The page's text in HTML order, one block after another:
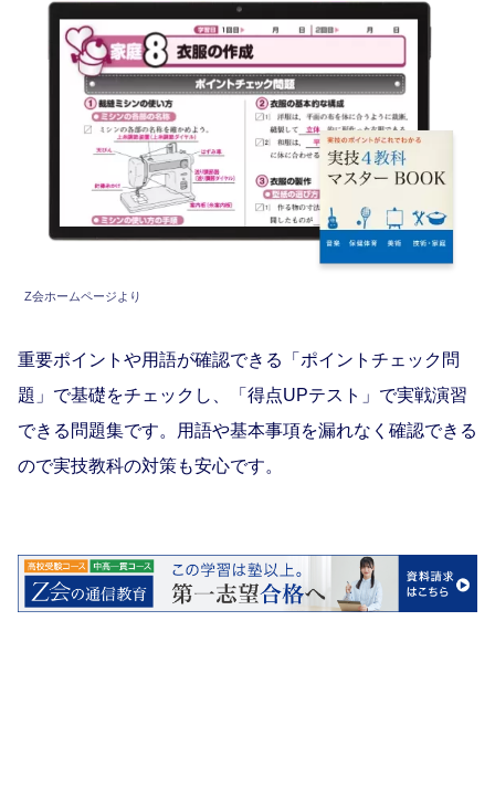
Z会ホームページより
重要ポイントや用語が確認できる「ポイントチェック問
題」で基礎をチェックし、「得点UPテスト」で実戦演習
できる問題集です。用語や基本事項を漏れなく確認できる
ので実技教科の対策も安心です。